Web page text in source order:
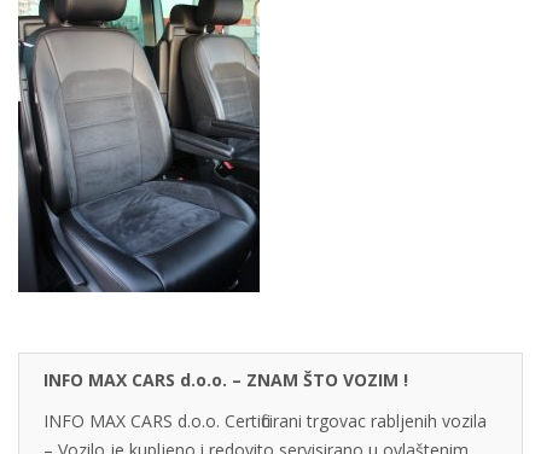
INFO MAX CARS d.o.o. – ZNAM ŠTO VOZIM !
INFO MAX CARS d.o.o. Certificirani trgovac rabljenih vozila
– Vozilo je kupljeno i redovito servisirano u ovlaštenim